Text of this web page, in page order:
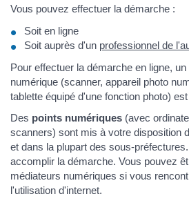
Vous pouvez effectuer la démarche :
Soit en ligne
Soit auprès d'un professionnel de
Pour effectuer la démarche en ligne,
numérique (scanner, appareil photo
tablette équipé d'une fonction photo)
Des points numériques (avec
scanners) sont mis à votre disposition
et dans la plupart des sous-
accomplir la démarche. Vous pouvez
médiateurs numériques si vous
l'utilisation d'internet.